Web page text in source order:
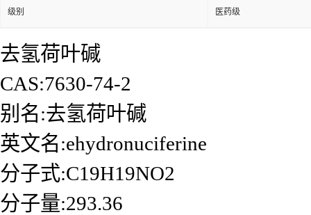
级别 医药级
去氢荷叶碱
CAS:7630-74-2
别名:去氢荷叶碱
英文名:ehydronuciferine
分子式:C19H19NO2
分子量:293.36